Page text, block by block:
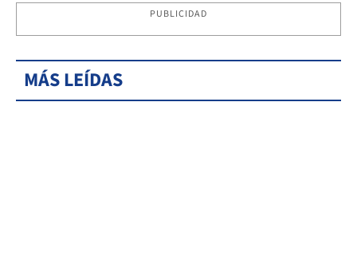
PUBLICIDAD
MÁS LEÍDAS